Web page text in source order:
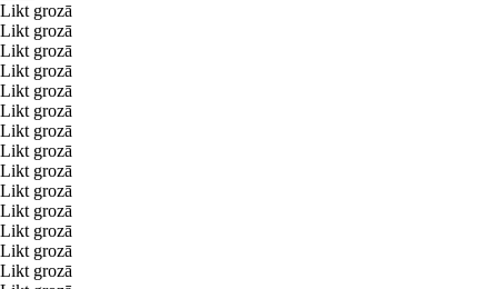
Likt grozā
Likt grozā
Likt grozā
Likt grozā
Likt grozā
Likt grozā
Likt grozā
Likt grozā
Likt grozā
Likt grozā
Likt grozā
Likt grozā
Likt grozā
Likt grozā